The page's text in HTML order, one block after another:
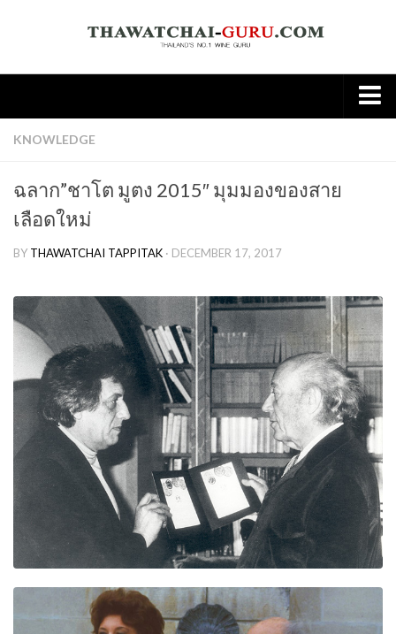
Home
Wine
New world
Tasting Note
Wine & Food
Spirit
Beer
Cocktail
Travel & Tasted
Food
News
KNOWLEDGE
ฉลาก”ชาโต มูตง 2015″ มุมมองของสาย
เลือดใหม่
BY THAWATCHAI TAPPITAK · DECEMBER 17, 2017